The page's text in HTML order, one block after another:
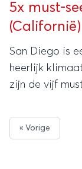
5x must-
(Californië)
San Diego is
heerlijk
zijn de vijf
« Vorige